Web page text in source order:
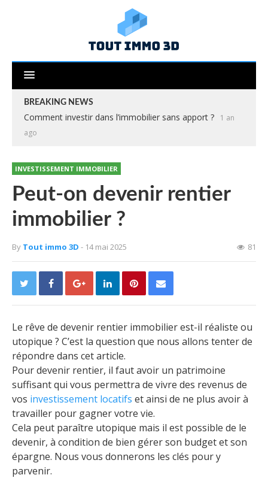
BREAKING NEWS
Comment investir dans l’immobilier sans apport ?
1 an
ago
INVESTISSEMENT IMMOBILIER
Peut-on devenir rentier
immobilier ?
By Tout immo 3D - 14 mai 2025 81
Le rêve de devenir rentier immobilier est-il réaliste ou
utopique ? C’est la question que nous allons tenter de
répondre dans cet article.
Pour devenir rentier, il faut avoir un patrimoine
suffisant qui vous permettra de vivre des revenus de
vos investissement locatifs et ainsi de ne plus avoir à
travailler pour gagner votre vie.
Cela peut paraître utopique mais il est possible de le
devenir, à condition de bien gérer son budget et son
épargne. Nous vous donnerons les clés pour y
parvenir.